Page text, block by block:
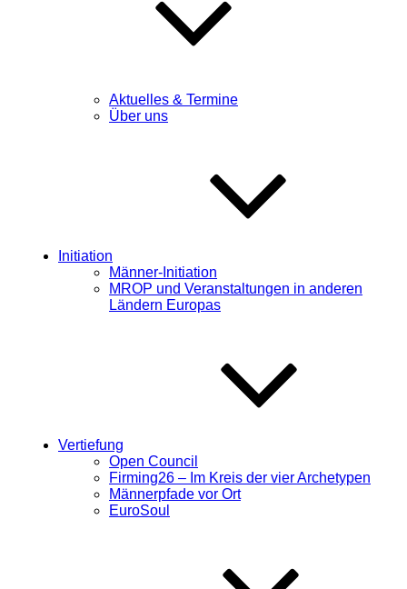
Aktuelles & Termine
Über uns
Initiation
Männer-Initiation
MROP und Veranstaltungen in anderen
Ländern Europas
Vertiefung
Open Council
Firming26 – Im Kreis der vier Archetypen
Männerpfade vor Ort
EuroSoul